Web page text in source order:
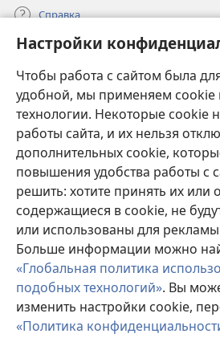
Настройки
Чтобы работа с сайтом была
удобной, мы применяем cookie
технологии. Некоторые cookie
работы сайта, и их нельзя
дополнительных cookie,
повышения удобства работы с
решить: хотите принять их или
содержащиеся в cookie, не
или использованы для
Больше информации можно
«Глобальная политика
подобных технологий». Вы
изменить настройки cookie,
«Политика
Справка
Пожертвования
в
новом
окне)
ОНЛАЙН-БИБЛИОТЕКА
(открывается
новом
окне)
JW Hub®
(открывается
в
новом
окне)
JW Library ®
Watchtower Library
Copyright© 2026 Watch Tower Bible and
УСЛОВИЯ ИСПОЛЬЗОВАНИЯ
КОНФИДЕНЦИАЛЬНОСТИ